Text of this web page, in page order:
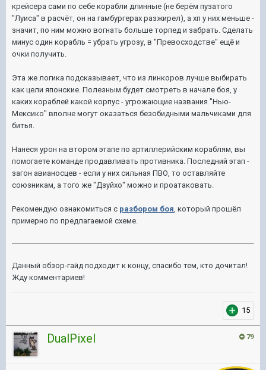
крейсера сами по себе корабли длинные (не берём пузатого
"Луиса" в расчёт, он на гамбургерах разжирел), а хп у них меньше -
значит, по ним можно вогнать больше торпед и забрать. Сделать
минус один корабль = убрать угрозу, в "Превосходстве" ещё и
очки получить.
Эта же логика подсказывает, что из линкоров лучше выбирать
как цели японские. Полезным будет смотреть в начале боя, у
каких кораблей какой корпус - угрожающие названия "Нью-
Мексико" вполне могут оказаться безобидными мальчиками для
битья.
Нанеся урон на втором этапе по артиллерийским кораблям, вы
помогаете команде продавливать противника. Последний этап -
загон авианосцев - если у них сильная ПВО, то оставляйте
союзникам, а того же "Дзуйхо" можно и проатаковать.
Рекомендую ознакомиться с разбором боя, который прошёл
примерно по предлагаемой схеме.
Данный обзор-гайд подходит к концу, спасибо тем, кто дочитал!
Жду комментариев!
15
79
DualPixel